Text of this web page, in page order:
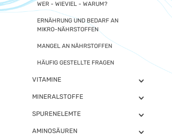
WER - WIEVIEL - WARUM?
ERNÄHRUNG UND BEDARF AN
MIKRO-NÄHRSTOFFEN
MANGEL AN NÄHRSTOFFEN
HÄUFIG GESTELLTE FRAGEN
VITAMINE
MINERALSTOFFE
SPURENELEMTE
AMINOSÄUREN